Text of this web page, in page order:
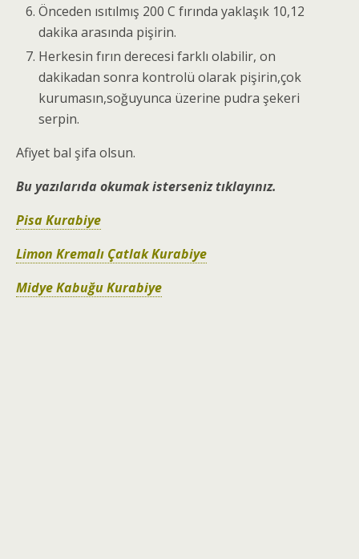
Önceden ısıtılmış 200 C fırında yaklaşık 10,12
dakika arasında pişirin.
Herkesin fırın derecesi farklı olabilir, on
dakikadan sonra kontrolü olarak pişirin,çok
kurumasın,soğuyunca üzerine pudra şekeri
serpin.
Afiyet bal şifa olsun.
Bu yazılarıda okumak isterseniz tıklayınız.
Pisa Kurabiye
Limon Kremalı Çatlak Kurabiye
Midye Kabuğu Kurabiye